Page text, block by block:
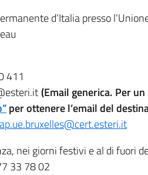
d’Italia presso
411
(Email generica. Per
per ottenere l’email del
nei giorni festivi e al di fuori
33 78 02